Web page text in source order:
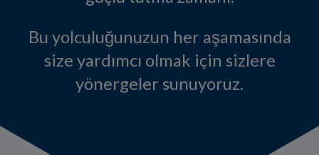
Bu yolculuğunuzun her aşamasında
size yardımcı olmak için sizlere
yönergeler sunuyoruz.